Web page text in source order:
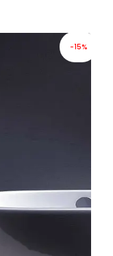
-15%